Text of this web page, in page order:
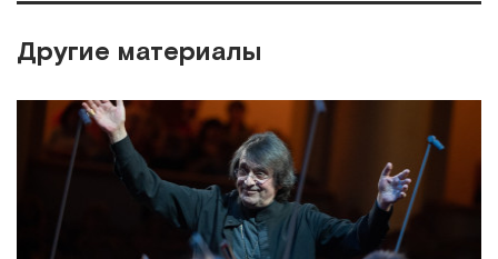
Другие материалы